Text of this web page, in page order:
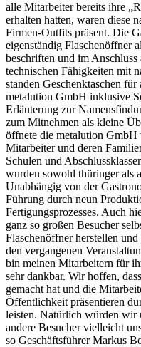
alle Mitarbeiter bereits ihre
erhalten hatten, waren diese
Firmen-Outfits präsent. Die
eigenständig Flaschenöffner
beschriften und im
technischen Fähigkeiten mit
standen Geschenktaschen für
metalution GmbH inklusive
Erläuterung zur
zum Mitnehmen als kleine
öffnete die metalution
Mitarbeiter und deren
Schulen und
wurden sowohl thüringer als
Unabhängig von der
Führung durch neun
Fertigungsprozesses. Auch
ganz so großen Besucher
Flaschenöffner herstellen
den vergangenen
bin meinen Mitarbeitern für
sehr dankbar. Wir hoffen,
gemacht hat und die
Öffentlichkeit präsentieren
leisten. Natürlich würden wir
andere Besucher vielleicht
so Geschäftsführer Markus